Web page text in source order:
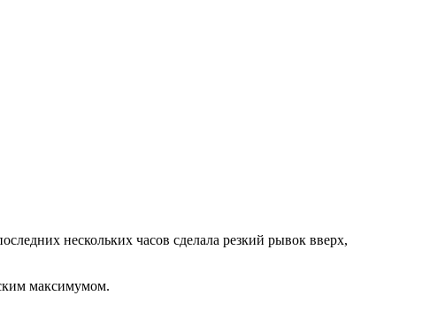
нескольких часов сделала резкий рывок вверх,
максимумом.